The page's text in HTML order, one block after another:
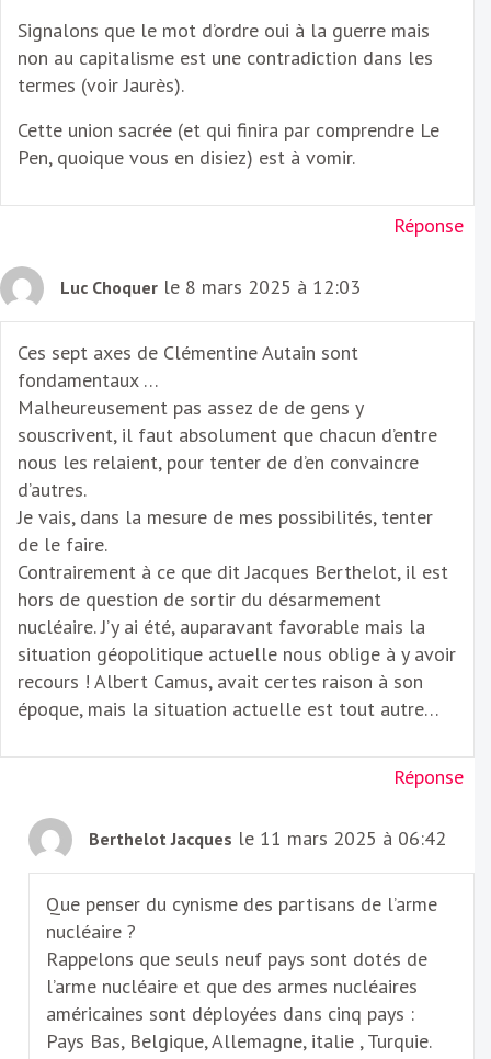
Signalons que le mot d’ordre oui à la guerre mais
non au capitalisme est une contradiction dans les
termes (voir Jaurès).
Cette union sacrée (et qui finira par comprendre Le
Pen, quoique vous en disiez) est à vomir.
Réponse
Luc Choquer le 8 mars 2025 à 12:03
Ces sept axes de Clémentine Autain sont
fondamentaux …
Malheureusement pas assez de de gens y
souscrivent, il faut absolument que chacun d’entre
nous les relaient, pour tenter de d’en convaincre
d’autres.
Je vais, dans la mesure de mes possibilités, tenter
de le faire.
Contrairement à ce que dit Jacques Berthelot, il est
hors de question de sortir du désarmement
nucléaire. J’y ai été, auparavant favorable mais la
situation géopolitique actuelle nous oblige à y avoir
recours ! Albert Camus, avait certes raison à son
époque, mais la situation actuelle est tout autre…
Réponse
Berthelot Jacques le 11 mars 2025 à 06:42
Que penser du cynisme des partisans de l’arme
nucléaire ?
Rappelons que seuls neuf pays sont dotés de
l’arme nucléaire et que des armes nucléaires
américaines sont déployées dans cinq pays :
Pays Bas, Belgique, Allemagne, italie , Turquie.